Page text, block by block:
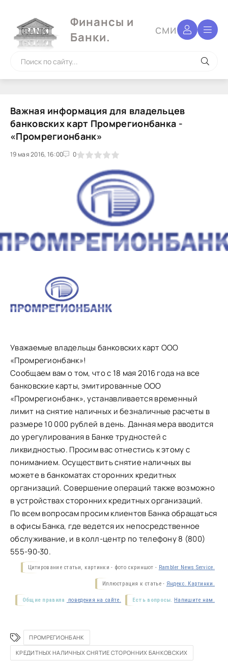
Финансы и
Банки.
сми
Важная информация для владельцев
банковских карт Промрегионбанка -
«Промрегионбанк»
19 мая 2016, 16:00 0
1 2 3 4 5
Уважаемые владельцы банковских карт ООО
«Промрегионбанк»!
Сообщаем вам о том, что с 18 мая 2016 года на все
банковские карты, эмитированные ООО
«Промрегионбанк», устанавливается временный
лимит на снятие наличных и безналичные расчеты в
размере 10 000 рублей в день. Данная мера вводится
до урегулирования в Банке трудностей с
ликвидностью. Просим вас отнестись к этому с
пониманием. Осуществить снятие наличных вы
можете в банкоматах сторонних кредитных
организаций. Совершение операций также возможно
в устройствах сторонних кредитных организаций.
По всем вопросам просим клиентов Банка обращаться
в офисы Банка, где ведется их непосредственное
обслуживание, и в колл-центр по телефону 8 (800)
555-90-30.
Цитирование статьи, картинки - фото скриншот - Rambler News Service.
Иллюстрация к статье - Яндекс. Картинки.
Есть вопросы. Напишите нам.
Общие правила поведения на сайте.
ПРОМРЕГИОНБАНК
КРЕДИТНЫХ НАЛИЧНЫХ СНЯТИЕ СТОРОННИХ БАНКОВСКИХ